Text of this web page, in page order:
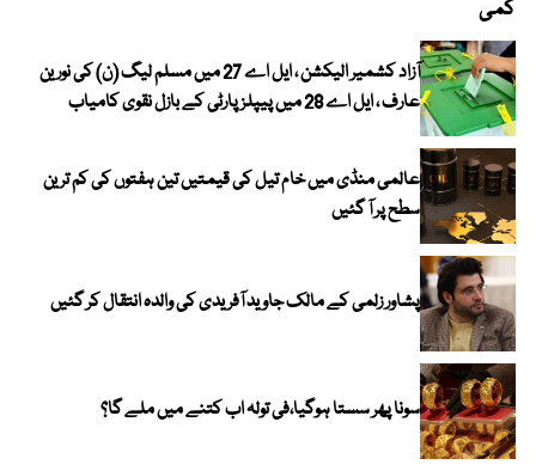
کمی
آزاد کشمیر الیکشن ، ایل اے 27 میں مسلم لیگ (ن) کی نورین
عارف ، ایل اے 28 میں پیپلز پارٹی کے بازل نقوی کامیاب
عالمی منڈی میں خام تیل کی قیمتیں تین ہفتوں کی کم ترین
سطح پر آ گئیں
پشاور زلمی کے مالک جاوید آفریدی کی والدہ انتقال کر گئیں
سونا پھر سستا ہوگیا،فی تولہ اب کتنے میں ملے گا؟